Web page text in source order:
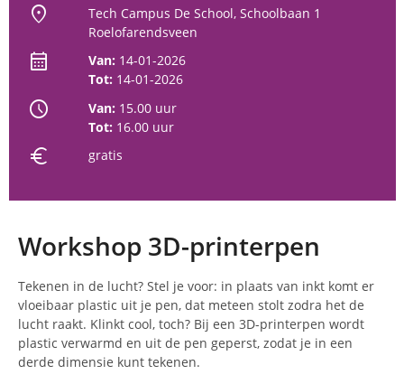
location_on
Tech Campus De School, Schoolbaan 1
Roelofarendsveen
calendar_month Van: 14-01-2026
Tot: 14-01-2026
schedule Van: 15.00 uur
Tot: 16.00 uur
euro gratis
Workshop 3D-printerpen
Tekenen in de lucht? Stel je voor: in plaats van inkt komt er
vloeibaar plastic uit je pen, dat meteen stolt zodra het de
lucht raakt. Klinkt cool, toch? Bij een 3D-printerpen wordt
plastic verwarmd en uit de pen geperst, zodat je in een
derde dimensie kunt tekenen.